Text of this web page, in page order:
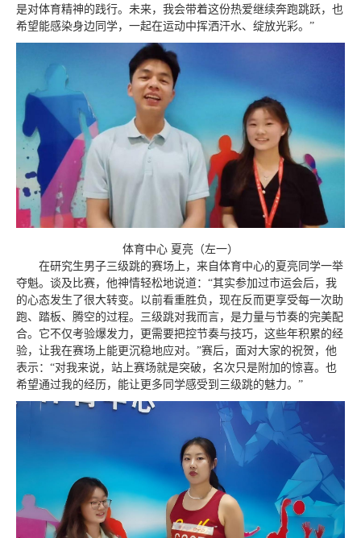
是对体育精神的践行。未来，我会带着这份热爱继续奔跑跳跃，也
希望能感染身边同学，一起在运动中挥洒汗水、绽放光彩。”
体育中心 夏亮（左一）
在研究生男子三级跳的赛场上，来自体育中心的夏亮同学一举
夺魁。谈及比赛，他神情轻松地说道：“其实参加过市运会后，我
的心态发生了很大转变。以前看重胜负，现在反而更享受每一次助
跑、踏板、腾空的过程。三级跳对我而言，是力量与节奏的完美配
合。它不仅考验爆发力，更需要把控节奏与技巧，这些年积累的经
验，让我在赛场上能更沉稳地应对。”赛后，面对大家的祝贺，他
表示：“对我来说，站上赛场就是突破，名次只是附加的惊喜。也
希望通过我的经历，能让更多同学感受到三级跳的魅力。”